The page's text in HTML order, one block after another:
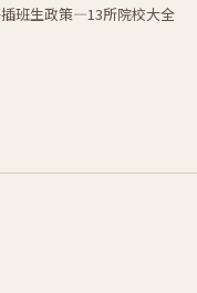
班生政策—13所院校大全